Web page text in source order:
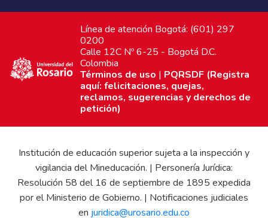
Línea de atención Bogotá: (601) 297
0200
Calle 12C Nº 6-25 - Bogotá D.C.
Colombia
Términos de uso | PQRSDF (Registra
aquí: felicitaciones, quejas,
reclamos, sugerencias y derechos de
petición)
Institución de educación superior sujeta a la inspección y
vigilancia del Mineducación. | Personería Jurídica:
Resolución 58 del 16 de septiembre de 1895 expedida
por el Ministerio de Gobierno. | Notificaciones judiciales
en juridica@urosario.edu.co